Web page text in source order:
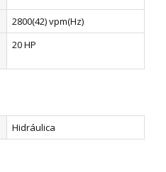
2800(42) vpm(Hz)
20 HP
Hidráulica